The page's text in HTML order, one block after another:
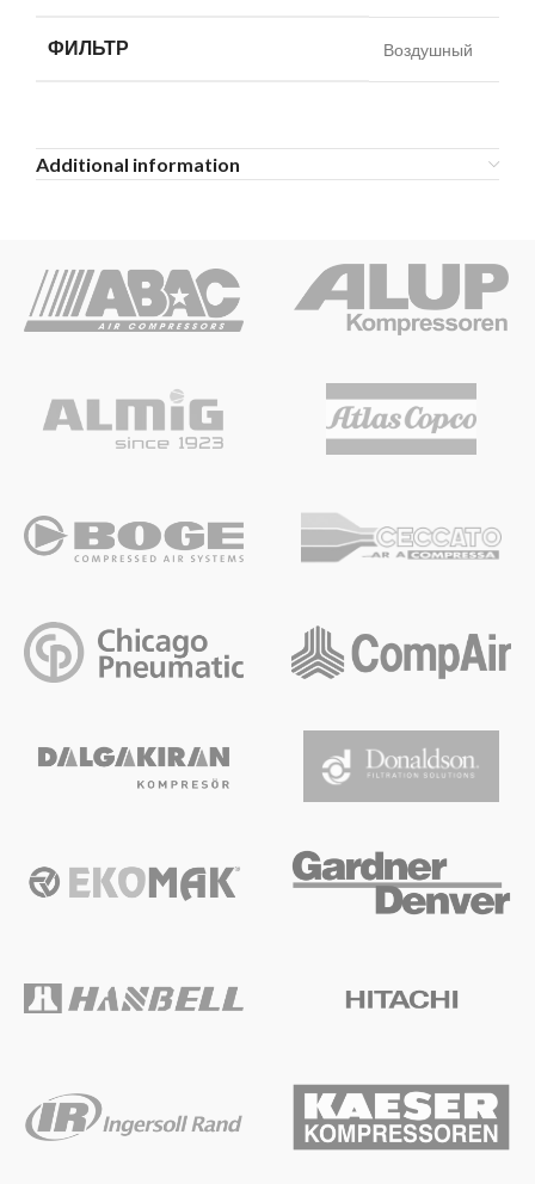
ФИЛЬТР Воздушный
Additional information